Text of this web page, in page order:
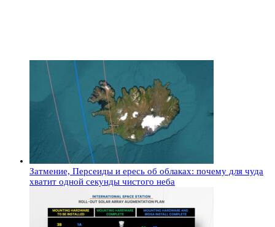
Затмение, Персеиды и ересь об облаках: почему для чуда
хватит одной секунды чистого неба